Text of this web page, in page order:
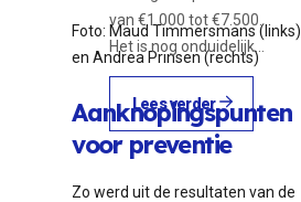
Foto: Maud Timmersmans (links)
en Andrea Prinsen (rechts)
Aanknopingspunten
voor preventie
Zo werd uit de resultaten van de
van €1.000 tot €7.500.
Het is nog onduidelijk…
Lees verder